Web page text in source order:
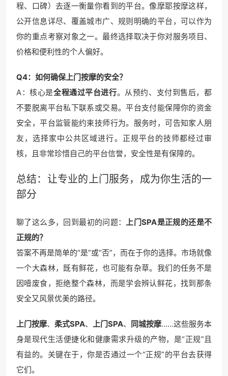
程、口碑）去逐一衡量你看到的平台。像摩耶按摩这样，
公开信息详尽、覆盖城市广、规则明确的平台，可以作为
你的重点考察对象之一。最终选择取决于你对服务项目、
价格和便利性的个人偏好。
Q4：如何确保上门按摩的安全？
A：核心是全程通过平台进行。从预约、支付到售后，都
不要脱离平台私下联系或交易。平台支付能保障你的资金
安全，平台监管能约束技师行为。服务时，可告知家人朋
友，选择家中公共区域进行。正规平台的技师都经过审
核，且非常珍惜自己的平台信誉，安全性是有保障的。
总结：让专业的上门服务，成为你生活的一
部分
聊了这么多，回到最初的问题：
上门SPA是正规的还是不
正规的？
答案不再是简单的“是”或“否”，而在于你的选择。市场就像
一个大森林，既有鲜花，也可能有杂草。我们的任务不是
因噎废食，拒绝整个森林，而是学会辨认鲜花，找到那条
安全又风景优美的路径。
上门按摩、 柔式SPA、 上门SPA、 同城按摩……这些服务本
身是现代生活便捷化和健康需求升级的产物，是“正规”且
有益的。关键在于，你是否通过一个“正规”的平台去获得
它们。